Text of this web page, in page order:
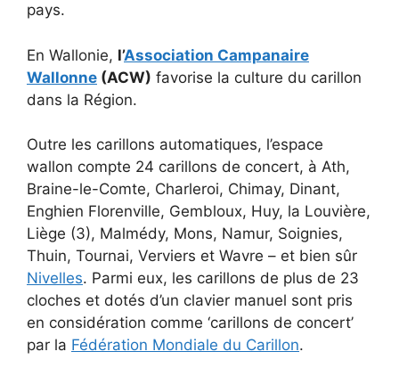
pays.
En Wallonie, l’Association Campanaire
Wallonne (ACW) favorise la culture du carillon
dans la Région.
Outre les carillons automatiques, l’espace
wallon compte 24 carillons de concert, à Ath,
Braine-le-Comte, Charleroi, Chimay, Dinant,
Enghien Florenville, Gembloux, Huy, la Louvière,
Liège (3), Malmédy, Mons, Namur, Soignies,
Thuin, Tournai, Verviers et Wavre – et bien sûr
Nivelles. Parmi eux, les carillons de plus de 23
cloches et dotés d’un clavier manuel sont pris
en considération comme ‘carillons de concert’
par la Fédération Mondiale du Carillon.